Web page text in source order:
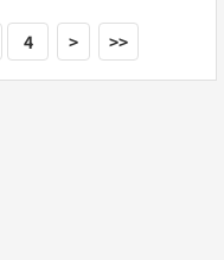
4 > >>